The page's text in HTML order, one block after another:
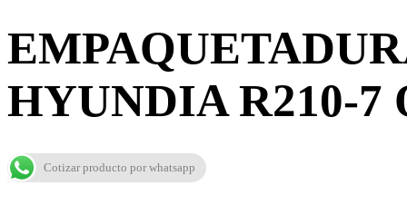
HYUNDIA R210-
Cotizar producto por whatsapp